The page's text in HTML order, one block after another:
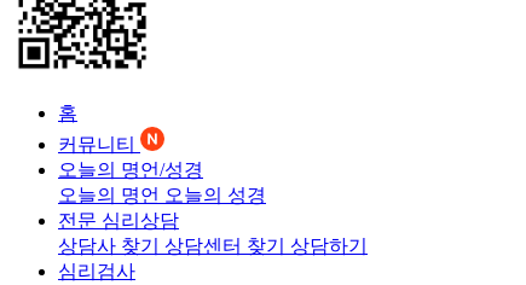
홈
커뮤니티
오늘의 명언/성경
오늘의 명언 오늘의 성경
전문 심리상담
상담사 찾기 상담센터 찾기 상담하기
심리검사